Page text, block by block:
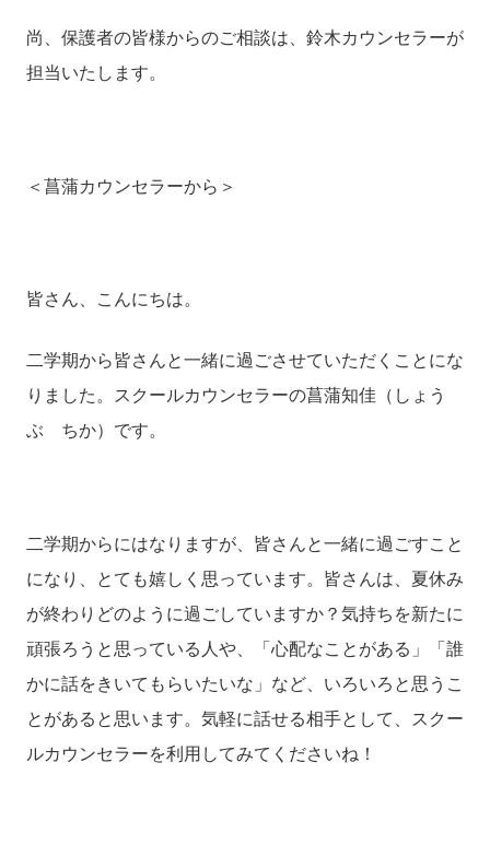
尚、保護者の皆様からのご相談は、鈴木カウンセラーが
担当いたします。
＜菖蒲カウンセラーから＞
皆さん、こんにちは。
二学期から皆さんと一緒に過ごさせていただくことにな
りました。スクールカウンセラーの菖蒲知佳（しょう
ぶ ちか）です。
二学期からにはなりますが、皆さんと一緒に過ごすこと
になり、とても嬉しく思っています。皆さんは、夏休み
が終わりどのように過ごしていますか？気持ちを新たに
頑張ろうと思っている人や、「心配なことがある」「誰
かに話をきいてもらいたいな」など、いろいろと思うこ
とがあると思います。気軽に話せる相手として、スクー
ルカウンセラーを利用してみてくださいね！